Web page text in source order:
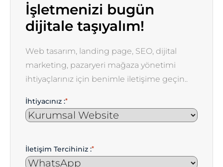
İşletmenizi bugün
dijitale taşıyalım!
Web tasarım, landing page, SEO, dijital
marketing, pazaryeri mağaza yönetimi
ihtiyaçlarınız için benimle iletişime geçin..
İhtiyacınız :*
İletişim Tercihiniz :*